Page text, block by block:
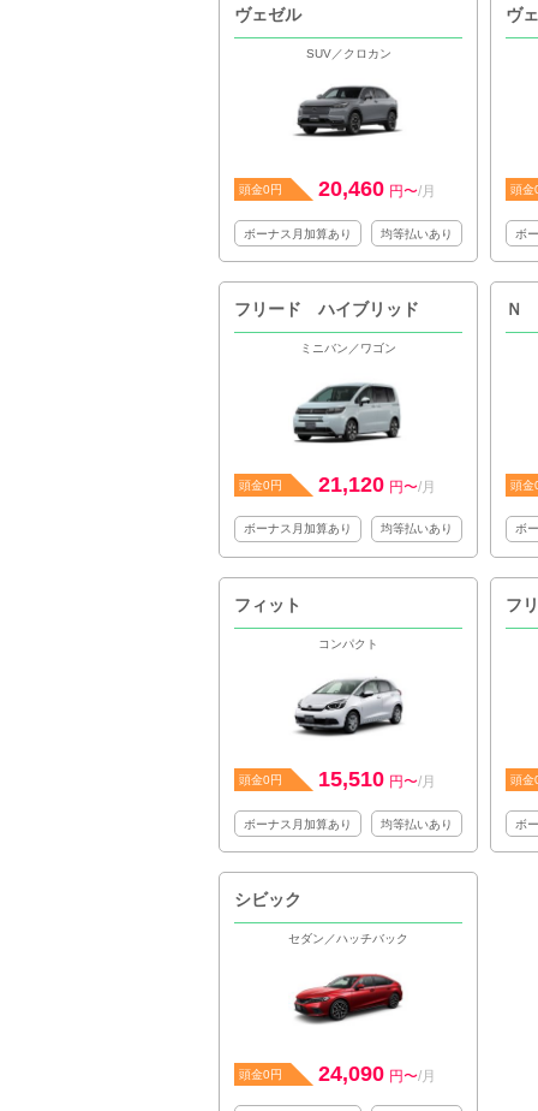
ヴェゼル
SUV／クロカン
頭金0円 20,460 円〜/月
ボーナス月加算あり 均等払いあり
ヴ
頭金
ボ
フリード ハイブリッド
ミニバン／ワゴン
頭金0円 21,120 円〜/月
ボーナス月加算あり 均等払いあり
Ｎ
頭金
ボ
フィット
コンパクト
頭金0円 15,510 円〜/月
ボーナス月加算あり 均等払いあり
フ
頭金
ボ
シビック
セダン／ハッチバック
頭金0円 24,090 円〜/月